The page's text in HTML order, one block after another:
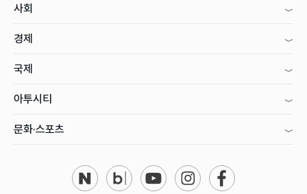
사회
경제
국제
아투시티
문화·스포츠